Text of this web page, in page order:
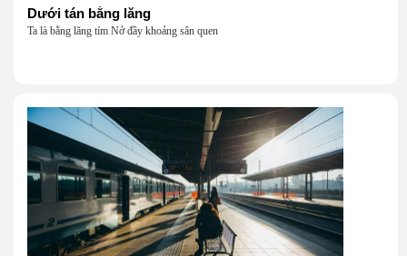
Dưới tán bằng lăng
Ta là bằng lăng tím Nở đầy khoảng sân quen